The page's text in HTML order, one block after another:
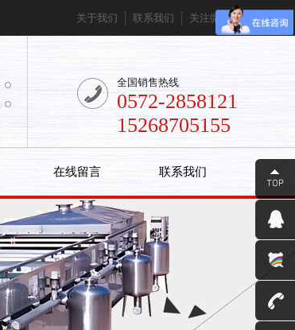
关于我们 联系我们 关注微信
全国销售热线
0572-2858121
15268705155
在线留言 联系我们